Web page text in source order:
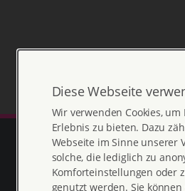
Diese Webseite
Wir verwenden Cookies,
Erlebnis zu bieten. Dazu
Webseite im Sinne unserer
solche, die lediglich zu
Komforteinstellungen oder
genutzt werden. Sie